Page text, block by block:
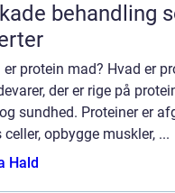
behandling
er protein mad? Hvad er
der er rige på
sundhed. Proteiner er
celler, opbygge muskler, ...
Hald